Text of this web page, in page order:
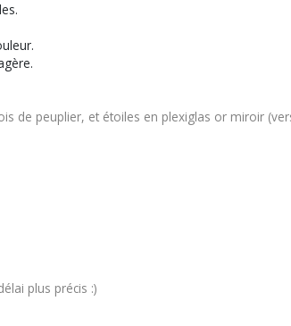
de peuplier, et étoiles en plexiglas or miroir
plus précis :)